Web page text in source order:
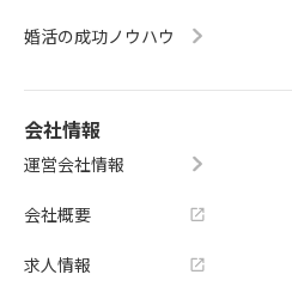
婚活の成功ノウハウ
会社情報
運営会社情報
会社概要
求人情報